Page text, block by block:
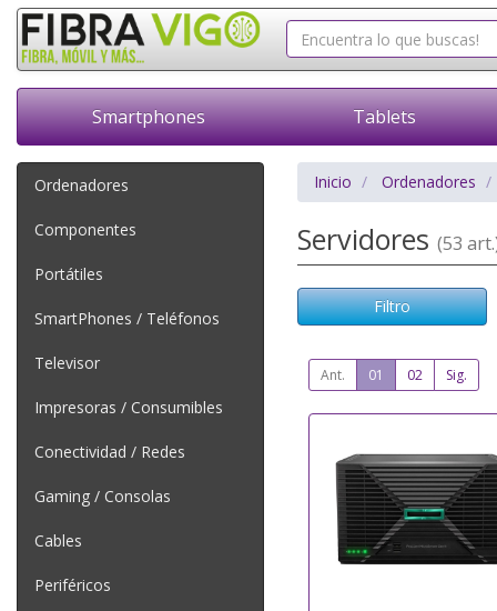
Smartphones Tablets
Ordenadores
Componentes
Portátiles
SmartPhones / Teléfonos
Televisor
Impresoras / Consumibles
Conectividad / Redes
Gaming / Consolas
Cables
Periféricos
Inicio Ordenadores
Servidores (53
Filtro
Ant. 01 02 Sig.